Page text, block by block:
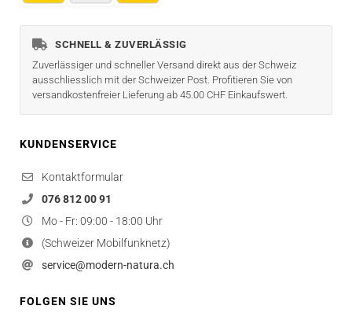
SCHNELL & ZUVERLÄSSIG
Zuverlässiger und schneller Versand direkt aus der Schweiz
ausschliesslich mit der Schweizer Post. Profitieren Sie von
versandkostenfreier Lieferung ab 45.00 CHF Einkaufswert.
KUNDENSERVICE
Kontaktformular
076 812 00 91
Mo - Fr: 09:00 - 18:00 Uhr
(Schweizer Mobilfunknetz)
service@modern-natura.ch
FOLGEN SIE UNS